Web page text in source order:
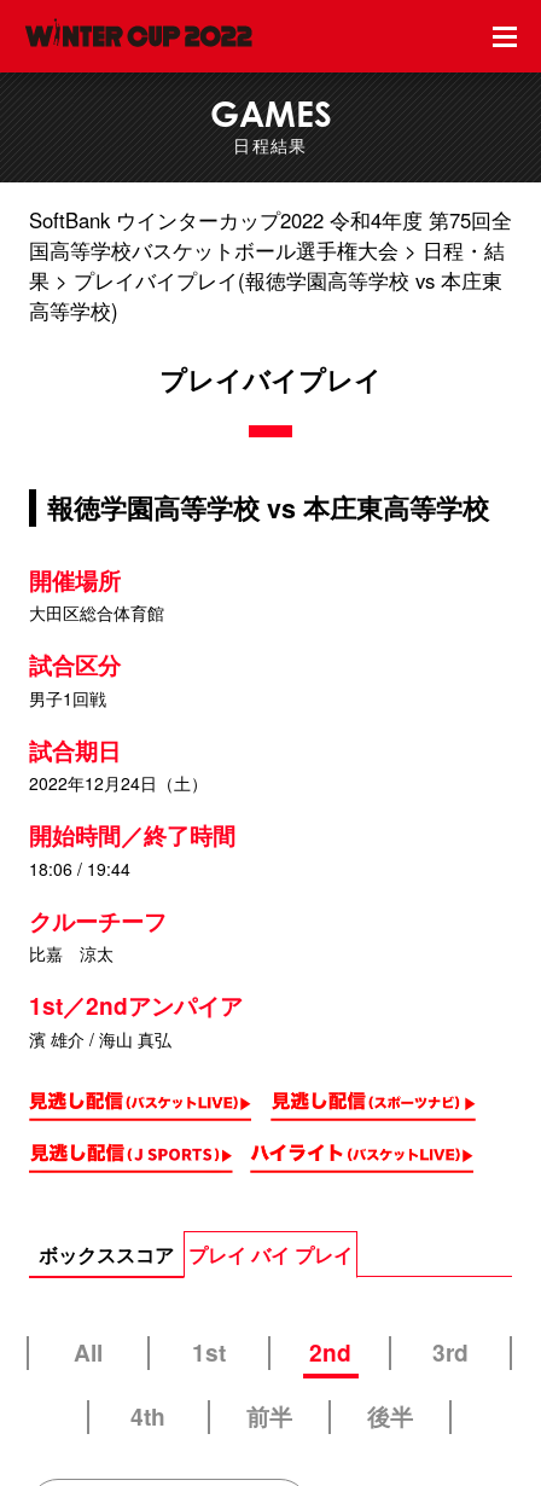
GAMES
日程結果
SoftBank ウインターカップ2022 令和4年度 第75回全
国高等学校バスケットボール選手権大会
日程・結
果
プレイバイプレイ(報徳学園高等学校 vs 本庄東
高等学校)
プレイバイプレイ
報徳学園高等学校 vs 本庄東高等学校
開催場所
大田区総合体育館
試合区分
男子1回戦
試合期日
2022年12月24日（土）
開始時間／終了時間
18:06 / 19:44
クルーチーフ
比嘉 涼太
1st／2ndアンパイア
濱 雄介 / 海山 真弘
ボックススコア プレイ バイ プレイ
All 1st 2nd
3rd
4th
前半 後半